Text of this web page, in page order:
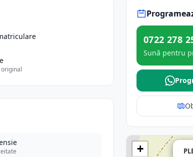
0722 278
Sună pentru
+